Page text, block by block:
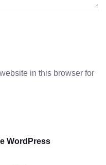
in this browser for
WordPress